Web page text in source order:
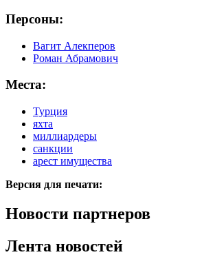
Персоны:
Вагит Алекперов
Роман Абрамович
Места:
Турция
яхта
миллиардеры
санкции
арест имущества
Версия для печати:
Новости партнеров
Лента новостей